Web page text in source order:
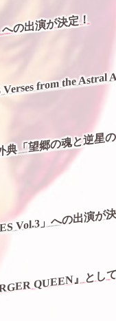
の出演が決定！
from the
「望郷の魂と逆星
Vol.3」への出演が
QUEEN』と